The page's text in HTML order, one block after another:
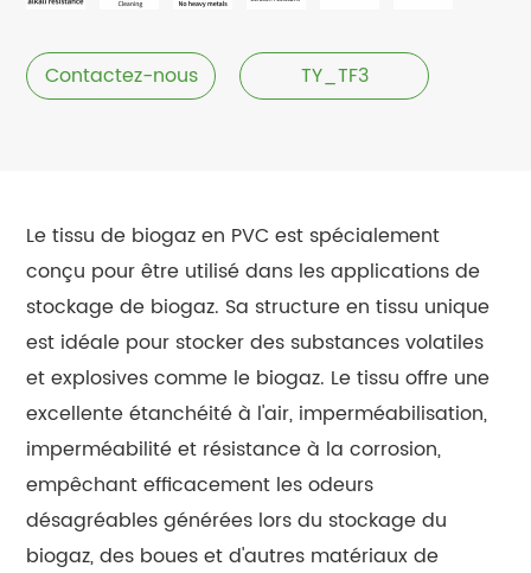
Contactez-nous TY_TF3
Le tissu de biogaz en PVC est spécialement
conçu pour être utilisé dans les applications de
stockage de biogaz. Sa structure en tissu unique
est idéale pour stocker des substances volatiles
et explosives comme le biogaz. Le tissu offre une
excellente étanchéité à l'air, imperméabilisation,
imperméabilité et résistance à la corrosion,
empêchant efficacement les odeurs
désagréables générées lors du stockage du
biogaz, des boues et d'autres matériaux de